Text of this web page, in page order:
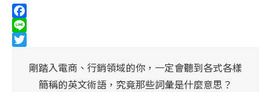
Facebook
Line
剛踏入電商、行銷領域的你，一定會聽到各式各樣
簡稱的英文術語，究竟那些詞彙是什麼意思？